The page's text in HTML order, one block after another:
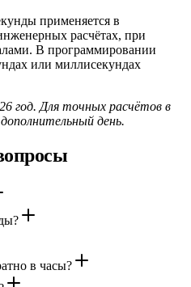
применяется в
расчётах, при
В программировании
или миллисекундах
год. Для точных расчётов в
день.
в часы?